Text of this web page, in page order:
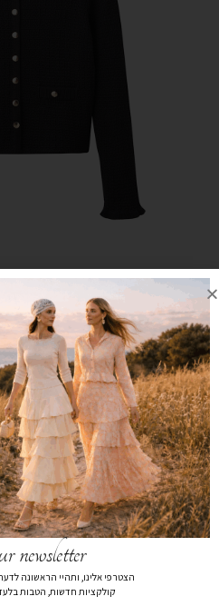
ז’קט שרוולי פפילום שחור
₪269
₪99
צבע
מידה
XL
newsletter
הצטרפי אלינו, ותהיי הראשונה
קולקציות חדשות, הטבות